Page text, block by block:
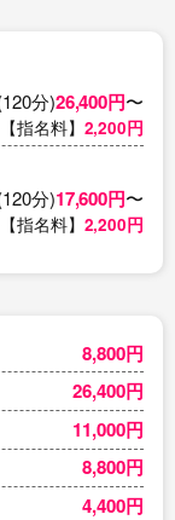
分)26,400円〜
指名料】 2,200円
分)17,600円〜
指名料】 2,200円
8,800円
26,400円
11,000円
8,800円
4,400円